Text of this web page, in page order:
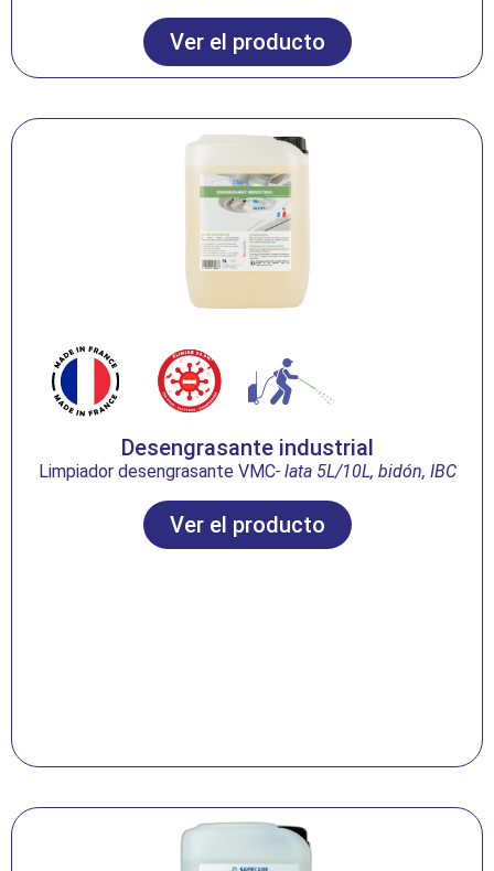
Ver el producto
Desengrasante industrial
Limpiador desengrasante VMC- lata 5L/10L, bidón, IBC
Ver el producto